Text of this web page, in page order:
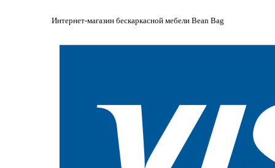
Интернет-магазин бескаркасной мебели Bean Bag